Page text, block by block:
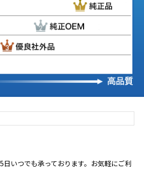
日いつでも承っております。お気軽にご利